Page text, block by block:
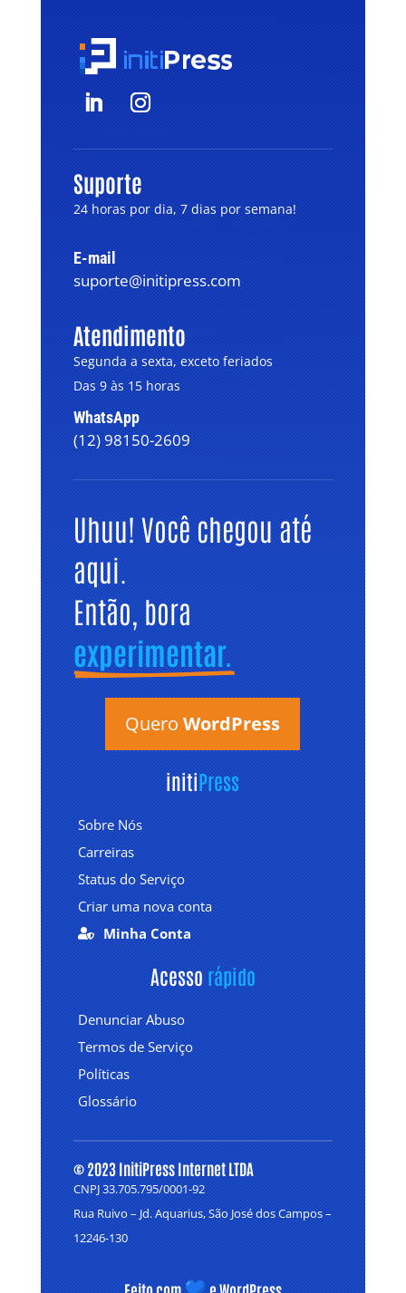
Suporte
24 horas por dia, 7 dias por semana!
E-mail
suporte@initipress.com
Atendimento
Segunda a sexta, exceto feriados
Das 9 às 15 horas
WhatsApp
(12) 98150-2609
Uhuu! Você chegou até
aqui.
Então, bora
experimentar.
Quero WordPress
initiPress
Sobre Nós
Carreiras
Status do Serviço
Criar uma nova conta
 Minha Conta
Acesso rápido
Denunciar Abuso
Termos de Serviço
Políticas
Glossário
© 2023 InitiPress Internet LTDA
CNPJ 33.705.795/0001-92
Rua Ruivo – Jd. Aquarius, São José dos Campos –
12246-130
Feito com e WordPress